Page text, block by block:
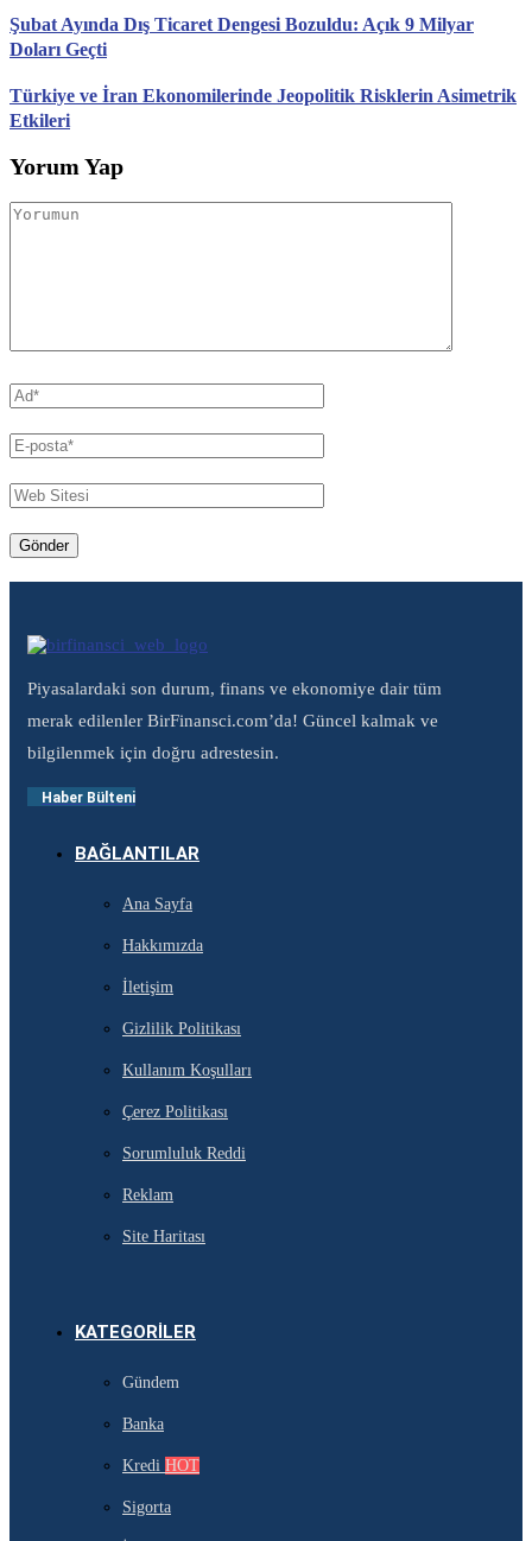
Şubat Ayında Dış Ticaret Dengesi Bozuldu: Açık 9 Milyar
Doları Geçti
Türkiye ve İran Ekonomilerinde Jeopolitik Risklerin Asimetrik
Etkileri
Yorum Yap
Piyasalardaki son durum, finans ve ekonomiye dair tüm
merak edilenler BirFinansci.com’da! Güncel kalmak ve
bilgilenmek için doğru adrestesin.
Haber Bülteni
BAĞLANTILAR
Ana Sayfa
Hakkımızda
İletişim
Gizlilik Politikası
Kullanım Koşulları
Çerez Politikası
Sorumluluk Reddi
Reklam
Site Haritası
KATEGORILER
Gündem
Banka
Kredi HOT
Sigorta